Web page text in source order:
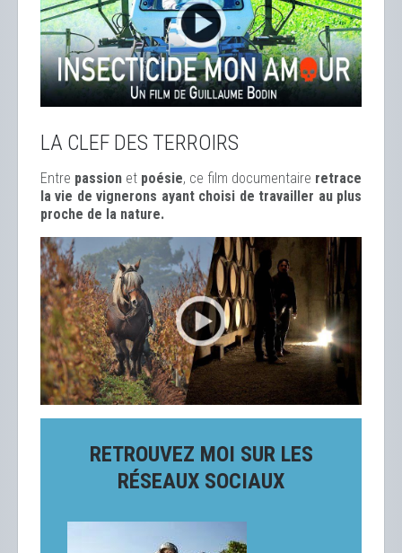
LA CLEF DES TERROIRS
Entre passion et poésie, ce film documentaire retrace
la vie de vignerons ayant choisi de travailler au plus
proche de la nature.
RETROUVEZ MOI SUR LES
RÉSEAUX SOCIAUX